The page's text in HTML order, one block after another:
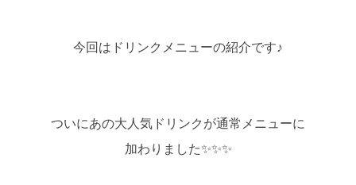
今回はドリンクメニューの紹介です♪
ついにあの大人気ドリンクが通常メニューに
加わりました✨✨✨